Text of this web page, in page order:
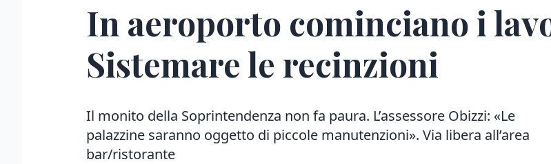
In aeroporto cominciano i
Sistemare le recinzioni
Il monito della Soprintendenza non fa paura. L’assessore Obizzi: «Le
palazzine saranno oggetto di piccole manutenzioni». Via libera all’area
bar/ristorante